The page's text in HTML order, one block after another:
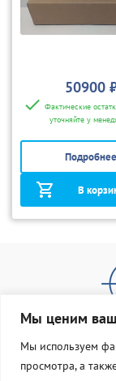
Мы ценим
Мы используем
просмотра, а
50900
Фактические
уточняйте у
Подробнее
В
О нас